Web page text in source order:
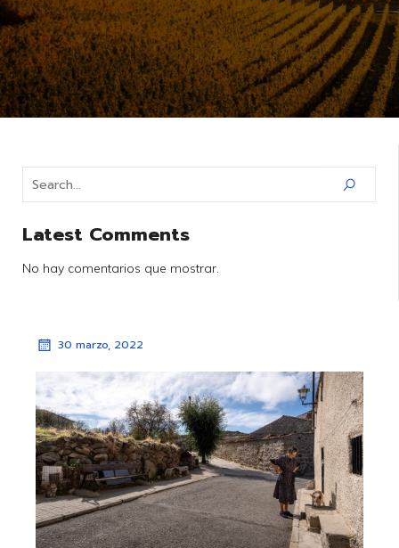
Latest Comments
No hay comentarios que mostrar.
30 marzo, 2022